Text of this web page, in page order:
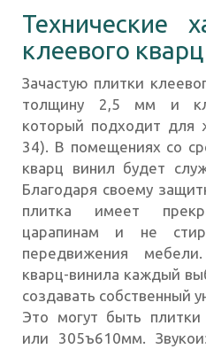
Технические
клеевого
Зачастую плитки
толщину 2,5 мм и
который подходит
34). В помещениях со
кварц винил будет
Благодаря своему
плитка имеет
царапинам и не
передвижения
кварц-винила каждый
создавать собственный
Это могут быть
или 305ъ610мм.